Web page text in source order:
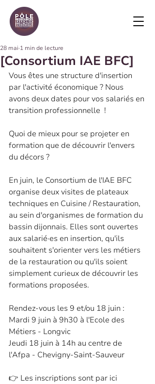
[Consortium IAE BFC]
28 mai 1 min de lecture
Vous êtes une structure d'insertion
par l'activité économique ? Nous
avons deux dates pour vos salariés en
transition professionnelle  !
Quoi de mieux pour se projeter en
formation que de découvrir l'envers
du décors ?
En juin, le Consortium de l'IAE BFC
organise deux visites de plateaux
techniques en Cuisine / Restauration,
au sein d'organismes de formation du
bassin dijonnais. Elles sont ouvertes
aux salarié·es en insertion, qu'ils
souhaitent s'orienter vers les métiers
de la restauration ou qu'ils soient
simplement curieux de découvrir les
formations proposées.
Rendez-vous les 9 et/ou 18 juin :
Mardi 9 juin à 9h30 à l'Ecole des
Métiers - Longvic
Jeudi 18 juin à 14h au centre de
l'Afpa - Chevigny-Saint-Sauveur
👉 Les inscriptions sont par ici